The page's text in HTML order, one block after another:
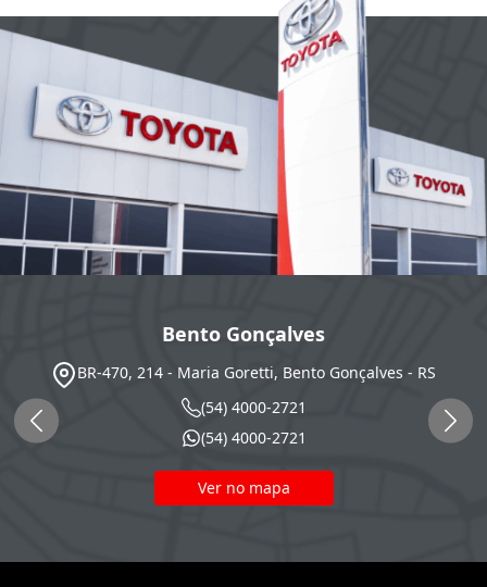
Bento Gonçalves
BR-470, 214 - Maria Goretti, Bento Gonçalves - RS
(54) 4000-2721
(54) 4000-2721
Ver no mapa